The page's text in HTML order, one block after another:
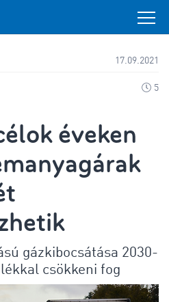
17.09.2021
5
éveken
gázkibocsátása 2030-
csökkeni fog